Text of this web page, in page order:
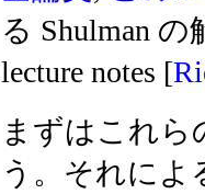
る Shulman の
lecture notes [
まずはこれ
う。それによ